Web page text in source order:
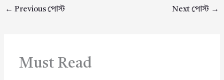
← Previous পোস্ট Next পোস্ট →
Must Read